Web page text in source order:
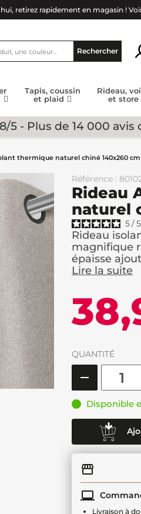
retirez rapidement en magasin !
Rechercher
Tapis, coussin
et plaid
Rideau,
et store
4.8/5 - Plus de 14 000
thermique naturel chiné 140x260 cm
Référence :
Rideau
naturel
5/5
Rideau
magnifique
épaisse
Lire la suite
QUANTITÉ
Disponible
Livraison à